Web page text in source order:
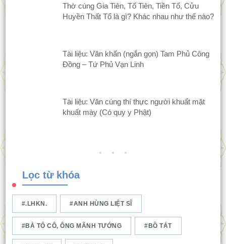
Thờ cúng Gia Tiên, Tổ Tiên, Tiền Tổ, Cửu
Huyền Thất Tổ là gì? Khác nhau như thế nào?
Tài liệu: Văn khấn (ngắn gọn) Tam Phủ Công
Đồng – Tứ Phủ Vạn Linh
Tài liệu: Văn cúng thí thực người khuất mặt
khuất mày (Có quy y Phật)
Lọc từ khóa
.LHKN. ANH HÙNG LIỆT SĨ
BÀ TỔ CÔ, ÔNG MÃNH TƯỚNG BỒ TÁT